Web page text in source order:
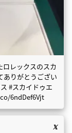
レックスのスカ
ありがとうござい
#スカイドゥエ
6ndDef6Vjt